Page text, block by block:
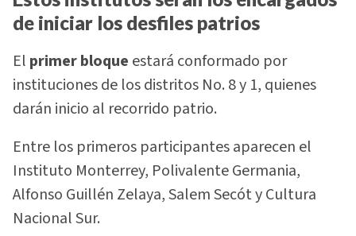
de iniciar los desfiles patrios
El primer bloque estará conformado por
instituciones de los distritos No. 8 y 1, quienes
darán inicio al recorrido patrio.
Entre los primeros participantes aparecen el
Instituto Monterrey, Polivalente Germania,
Alfonso Guillén Zelaya, Salem Secót y Cultura
Nacional Sur.